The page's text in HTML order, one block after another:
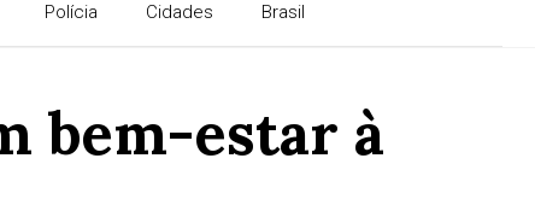
Polícia Cidades Brasil
bem-estar à